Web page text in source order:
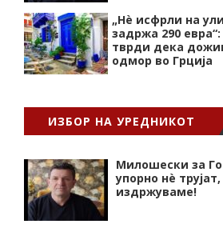
„Нѐ исфрли на
задржа 290
тврди дека
одмор во Грција
ИЗБОР НА УРЕДНИКОТ
Милошески за
упорно нѐ
издржуваме!